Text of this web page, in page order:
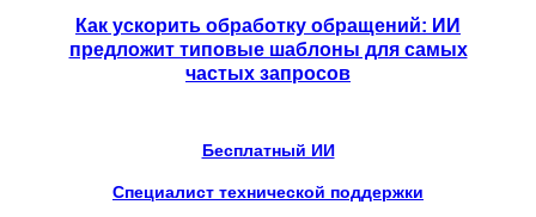
Как ускорить обработку обращений: ИИ
предложит типовые шаблоны для самых
частых запросов
Бесплатный ИИ
Специалист технической поддержки